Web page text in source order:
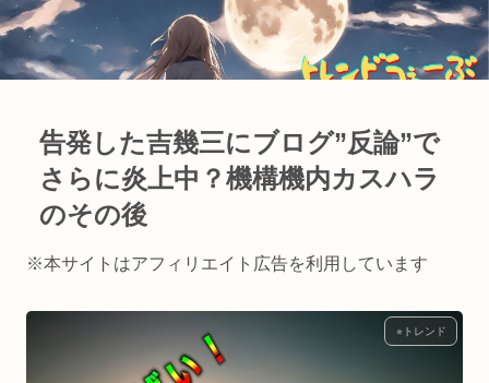
告発した吉幾三にブログ”反論”で
さらに炎上中？機構機内カスハラ
のその後
※本サイトはアフィリエイト広告を利用しています
⭐︎トレンド